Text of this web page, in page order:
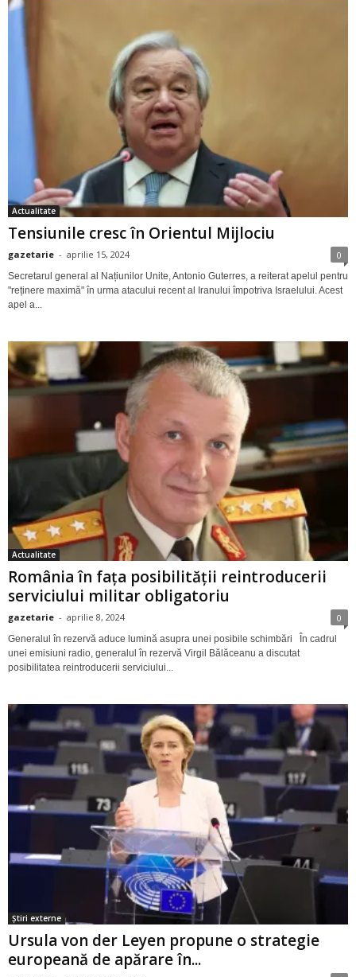
Actualitate
Tensiunile cresc în Orientul Mijlociu
gazetarie - aprilie 15, 2024 0
Secretarul general al Națiunilor Unite, Antonio Guterres, a reiterat apelul pentru
"reținere maximă" în urma atacului recent al Iranului împotriva Israelului. Acest
apel a...
Actualitate
România în fața posibilității reintroducerii
serviciului militar obligatoriu
gazetarie - aprilie 8, 2024 0
Generalul în rezervă aduce lumină asupra unei posibile schimbări În cadrul
unei emisiuni radio, generalul în rezervă Virgil Bălăceanu a discutat
posibilitatea reintroducerii serviciului...
Știri externe
Ursula von der Leyen propune o strategie
europeană de apărare în...